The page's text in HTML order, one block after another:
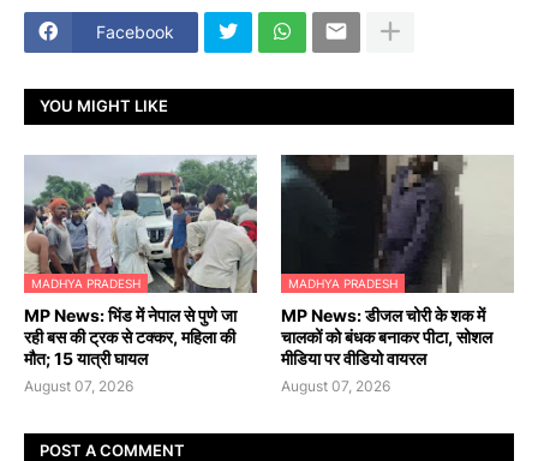
Facebook
YOU MIGHT LIKE
MADHYA PRADESH
MP News: भिंड में नेपाल से पुणे जा
रही बस की ट्रक से टक्कर, महिला की
मौत; 15 यात्री घायल
August 07, 2026
MADHYA PRADESH
MP News: डीजल चोरी के शक में
चालकों को बंधक बनाकर पीटा, सोशल
मीडिया पर वीडियो वायरल
August 07, 2026
POST A COMMENT